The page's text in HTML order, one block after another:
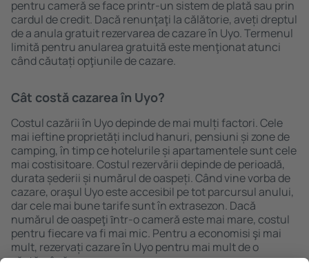
pentru cameră se face printr-un sistem de plată sau prin
cardul de credit. Dacă renunţaţi la călătorie, aveți dreptul
de a anula gratuit rezervarea de cazare în Uyo. Termenul
limită pentru anularea gratuită este menţionat atunci
când căutați opţiunile de cazare.
Cât costă cazarea în Uyo?
Costul cazării în Uyo depinde de mai mulți factori. Cele
mai ieftine proprietăți includ hanuri, pensiuni și zone de
camping, în timp ce hotelurile și apartamentele sunt cele
mai costisitoare. Costul rezervării depinde de perioadă,
durata șederii și numărul de oaspeți. Când vine vorba de
cazare, oraşul Uyo este accesibil pe tot parcursul anului,
dar cele mai bune tarife sunt în extrasezon. Dacă
numărul de oaspeţi ȋntr-o cameră este mai mare, costul
pentru fiecare va fi mai mic. Pentru a economisi şi mai
mult, rezervați cazare în Uyo pentru mai mult de o
săptămână.